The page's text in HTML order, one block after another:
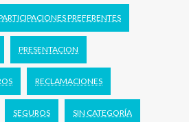
PREFERENTES
PRESENTACION
RECLAMACIONES
SEGUROS SIN CATEGORÍA